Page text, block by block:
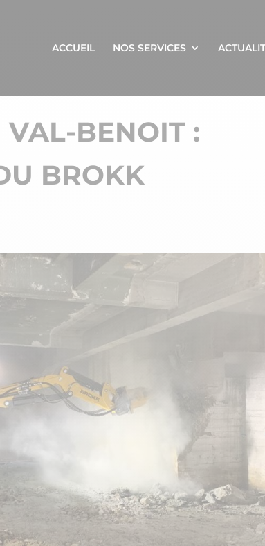
ACCUEIL NOS SERVICES
BENOIT :
BROKK